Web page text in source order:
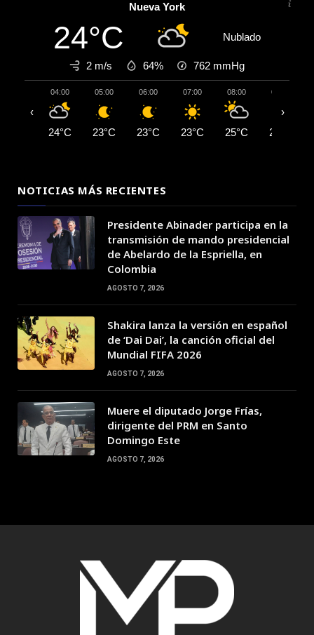
Nueva York
24°C Nublado
2 m/s 64% 762 mmHg
04:00
24°C
05:00
23°C
06:00
23°C
07:00
23°C
08:00
25°C
09:00
27°C
‹ ›
NOTICIAS MÁS RECIENTES
Presidente Abinader participa en la
transmisión de mando presidencial
de Abelardo de la Espriella, en
Colombia
AGOSTO 7, 2026
Shakira lanza la versión en español
de ‘Dai Dai’, la canción oficial del
Mundial FIFA 2026
AGOSTO 7, 2026
Muere el diputado Jorge Frías,
dirigente del PRM en Santo
Domingo Este
AGOSTO 7, 2026